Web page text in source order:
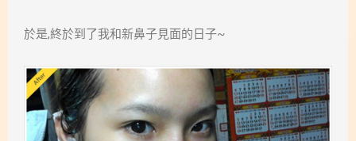
於是,終於到了我和新鼻子見面的日子~